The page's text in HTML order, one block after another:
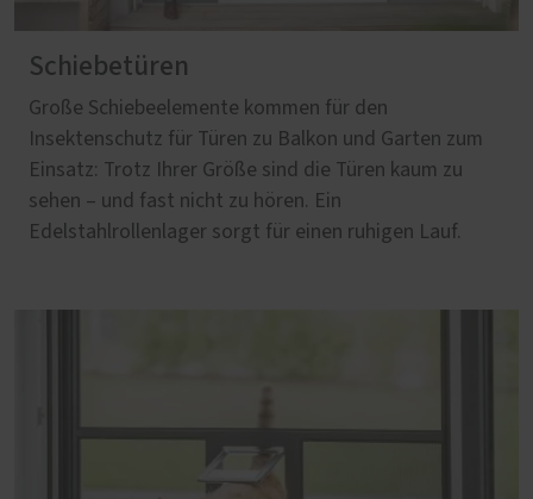
Schiebetüren
Große Schiebeelemente kommen für den
Insektenschutz für Türen zu Balkon und Garten zum
Einsatz: Trotz Ihrer Größe sind die Türen kaum zu
sehen – und fast nicht zu hören. Ein
Edelstahlrollenlager sorgt für einen ruhigen Lauf.